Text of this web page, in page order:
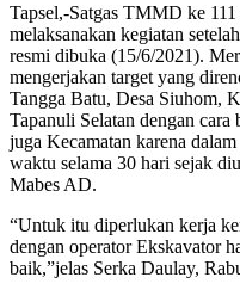
Tapsel,-Satgas TMMD ke
melaksanakan kegiatan
resmi dibuka (15/6/2021).
mengerjakan target yang
Tangga Batu, Desa Siuhom,
Tapanuli Selatan dengan cara
juga Kecamatan karena
waktu selama 30 hari sejak
Mabes AD.
“Untuk itu diperlukan kerja
dengan operator Ekskavator
baik,”jelas Serka Daulay,